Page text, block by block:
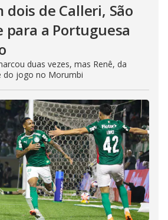
dois de Calleri, São
para a Portuguesa
duas vezes, mas Renê, da
do jogo no Morumbi